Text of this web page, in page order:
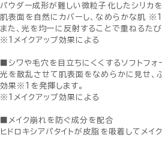
パウダー成形が難しい微粒子化したシリカ
肌表面を自然にカバーし、なめらかな肌 ※1
また、光を均一に反射することで重ねるた
※1メイクアップ効果による
■シワや毛穴を目立ちにくくするソフトフ
光を散乱させて肌表面をなめらかに見せ、
効果※1を発揮します。
※1メイクアップ効果による
■メイク崩れを防ぐ成分を配合
ヒドロキシアパタイトが皮脂を吸着してメイ